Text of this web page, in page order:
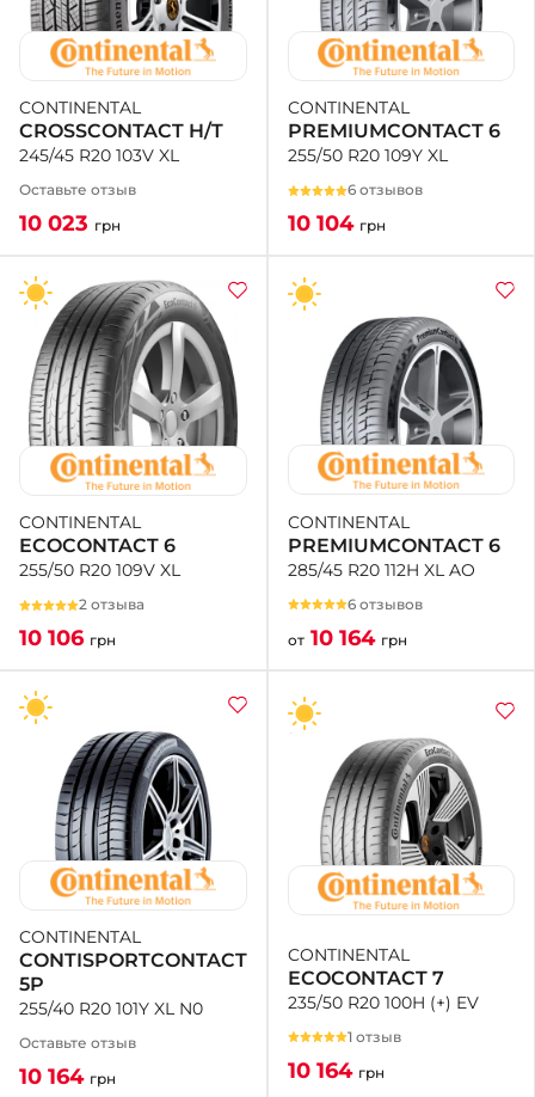
CONTINENTAL
CROSSCONTACT H/T
245/45 R20 103V XL
Оставьте отзыв
10 023 грн
CONTINENTAL
PREMIUMCONTACT 6
255/50 R20 109Y XL
6 отзывов
10 104 грн
CONTINENTAL
ECOCONTACT 6
255/50 R20 109V XL
2 отзыва
10 106 грн
CONTINENTAL
PREMIUMCONTACT 6
285/45 R20 112H XL AO
6 отзывов
от 10 164 грн
CONTINENTAL
CONTISPORTCONTACT
5P
255/40 R20 101Y XL N0
Оставьте отзыв
10 164 грн
CONTINENTAL
ECOCONTACT 7
235/50 R20 100H (+) EV
1 отзыв
10 164 грн